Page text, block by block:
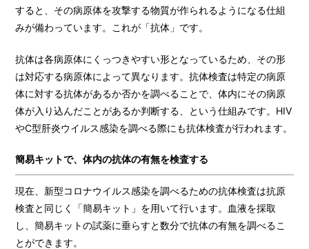
すると、その病原体を攻撃する物質が作られるようになる仕組
みが備わっています。これが「抗体」です。
抗体は各病原体にくっつきやすい形となっているため、その形
は対応する病原体によって異なります。抗体検査は特定の病原
体に対する抗体があるか否かを調べることで、体内にその病原
体が入り込んだことがあるか判断する、という仕組みです。HIV
やC型肝炎ウイルス感染を調べる際にも抗体検査が行われます。
簡易キットで、体内の抗体の有無を検査する
現在、新型コロナウイルス感染を調べるための抗体検査は抗原
検査と同じく「簡易キット」を用いて行います。血液を採取
し、簡易キットの試薬に垂らすと数分で抗体の有無を調べるこ
とができます。